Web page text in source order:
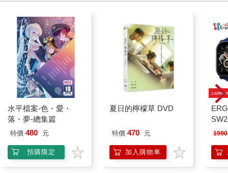
水平檔案-色・愛・
落・夢-總集篇
特價 480 元
預購限定
夏日的檸檬草 DVD
特價 470 元
加入購物車
泳
1990